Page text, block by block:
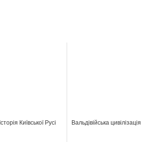
Історія Київської Русі Вальдівійська цивілізація